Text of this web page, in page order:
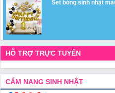
Set bóng sinh nhật
HỖ TRỢ TRỰC TUYẾN
CẨM NANG SINH NHẬT